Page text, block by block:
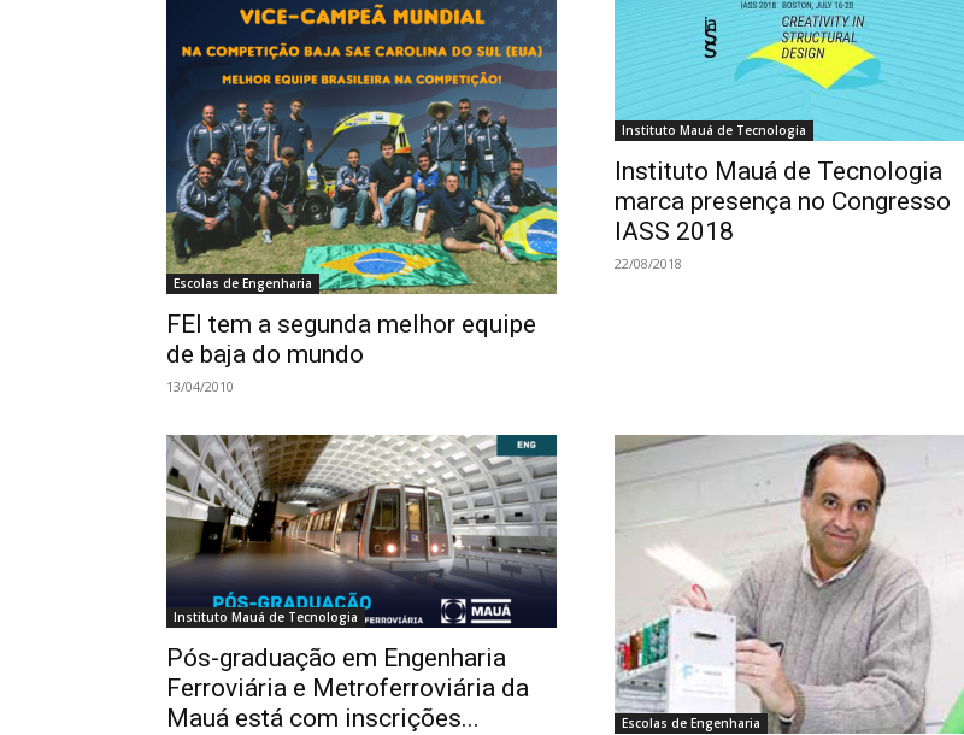
Escolas de Engenharia
FEI tem a segunda melhor equipe
de baja do mundo
13/04/2010
Instituto Mauá de Tecnologia
Instituto Mauá de Tecnologia
marca presença no Congresso
IASS 2018
22/08/2018
Instituto Mauá de Tecnologia
Pós-graduação em Engenharia
Ferroviária e Metroferroviária da
Mauá está com inscrições...
Escolas de Engenharia